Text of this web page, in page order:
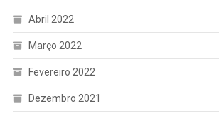
Abril 2022
Março 2022
Fevereiro 2022
Dezembro 2021